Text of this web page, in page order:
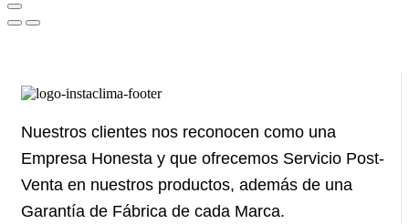
Nuestros clientes nos reconocen como una
Empresa Honesta y que ofrecemos Servicio Post-
Venta en nuestros productos, además de una
Garantía de Fábrica de cada Marca.